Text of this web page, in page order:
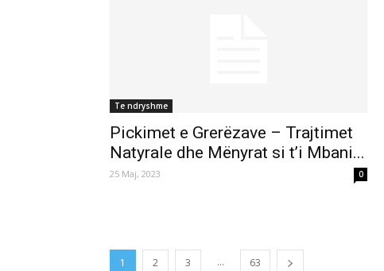
Te ndryshme
Pickimet e Grerëzave – Trajtimet
Natyrale dhe Mënyrat si t’i Mbani...
25 Maj, 2023 0
1 2 3 ... 63